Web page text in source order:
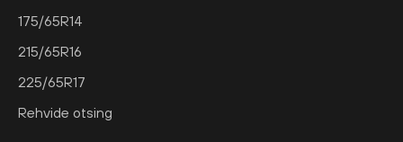
175/65R14
215/65R16
225/65R17
Rehvide otsing